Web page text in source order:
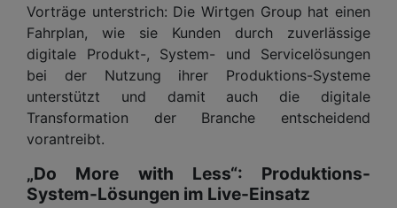
Vorträge unterstrich: Die Wirtgen Group hat einen
Fahrplan, wie sie Kunden durch zuverlässige
digitale Produkt-, System- und Servicelösungen
bei der Nutzung ihrer Produktions-Systeme
unterstützt und damit auch die digitale
Transformation der Branche entscheidend
vorantreibt.
„Do More with Less“: Produktions-
System-Lösungen im Live-Einsatz